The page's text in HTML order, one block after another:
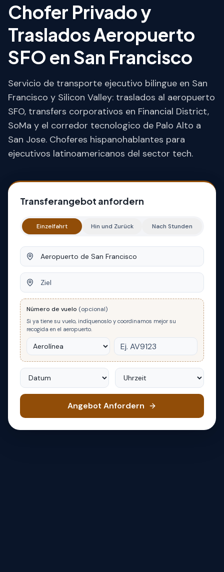
Chofer Privado y
Traslados Aeropuerto
SFO en San Francisco
Servicio de transporte ejecutivo bilingue en San
Francisco y Silicon Valley: traslados al aeropuerto
SFO, transfers corporativos en Financial District,
SoMa y el corredor tecnologico de Palo Alto a
San Jose. Choferes hispanohablantes para
ejecutivos latinoamericanos del sector tech.
Transferangebot anfordern
Einzelfahrt Hin und Zurück Nach Stunden
Abfahrt
Ziel
Número de vuelo (opcional)
Si ya tiene su vuelo, indíquenoslo y coordinamos mejor su
recogida en el aeropuerto.
Datum Uhrzeit
Angebot Anfordern